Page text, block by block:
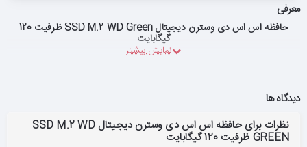
معرفی
حافظه اس اس دی وسترن دیجیتال SSD M.2 WD Green ظرفیت 120
گیگابایت
دیدگاه ها
نظرات برای حافظه اس اس دی وسترن دیجیتال SSD M.2 WD
GREEN ظرفیت 120 گیگابایت